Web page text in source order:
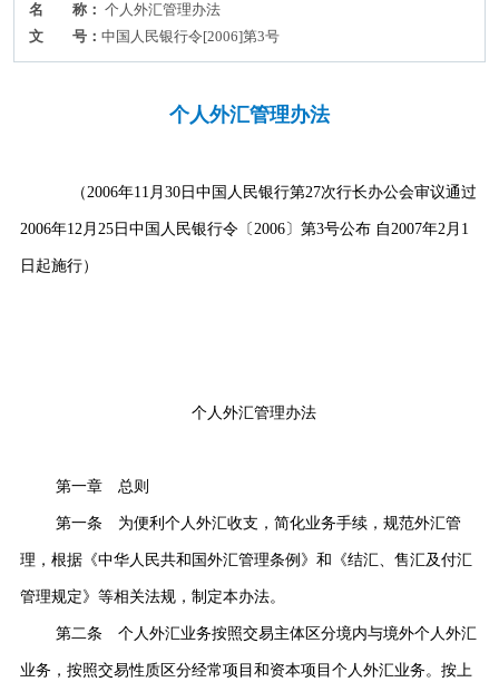
名 称： 个人外汇管理办法
文 号：中国人民银行令[2006]第3号
个人外汇管理办法
（2006年11月30日中国人民银行第27次行长办公会审议通过
2006年12月25日中国人民银行令〔2006〕第3号公布 自2007年2月1
日起施行）
个人外汇管理办法
第一章 总则
第一条 为便利个人外汇收支，简化业务手续，规范外汇管
理，根据《中华人民共和国外汇管理条例》和《结汇、售汇及付汇
管理规定》等相关法规，制定本办法。
第二条 个人外汇业务按照交易主体区分境内与境外个人外汇
业务，按照交易性质区分经常项目和资本项目个人外汇业务。按上